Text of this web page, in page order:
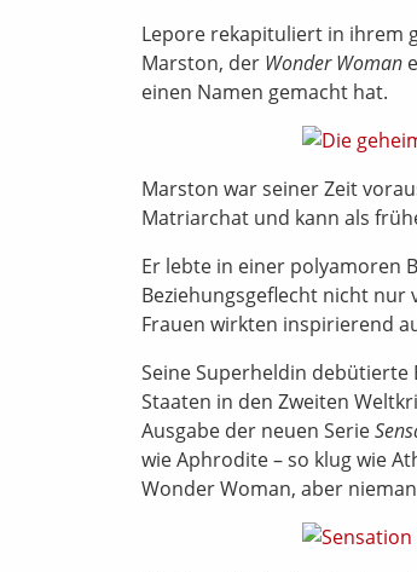
Lepore rekapituliert in ihrem
Marston, der Wonder Woman
einen Namen gemacht hat.
Marston war seiner Zeit
Matriarchat und kann als
Er lebte in einer polyamoren
Beziehungsgeflecht nicht nur
Frauen wirkten inspirierend
Seine Superheldin debütierte
Staaten in den Zweiten
Ausgabe der neuen Serie
wie Aphrodite – so klug wie
Wonder Woman, aber